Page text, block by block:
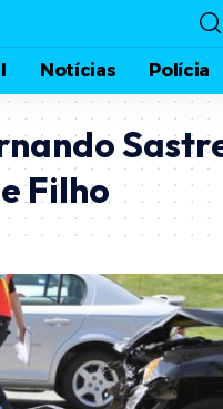
Notícias Polícia
Filho